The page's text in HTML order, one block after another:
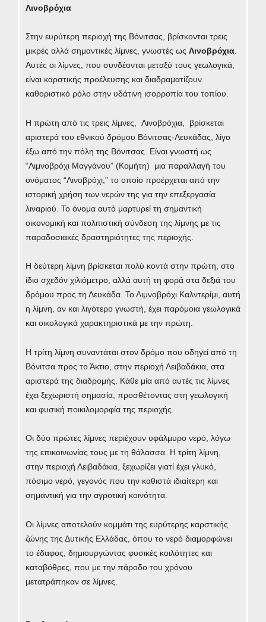
Λινοβρόχια
Στην ευρύτερη περιοχή της Βόνιτσας, βρίσκονται τρεις
μικρές αλλά σημαντικές λίμνες, γνωστές ως Λινοβρόχια.
Αυτές οι λίμνες, που συνδέονται μεταξύ τους γεωλογικά,
είναι καρστικής προέλευσης και διαδραματίζουν
καθοριστικό ρόλο στην υδάτινη ισορροπία του τοπίου.
Η πρώτη από τις τρεις λίμνες, Λινοβρόχια, βρίσκεται
αριστερά του εθνικού δρόμου Βόνιτσας-Λευκάδας, λίγο
έξω από την πόλη της Βόνιτσας. Είναι γνωστή ως
“Λιμνοβρόχι Μαγγάνου” (Κομήτη) μια παραλλαγή του
ονόματος “Λινοβρόχι,” το οποίο προέρχεται από την
ιστορική χρήση των νερών της για την επεξεργασία
λιναριού. Το όνομα αυτό μαρτυρεί τη σημαντική
οικονομική και πολιτιστική σύνδεση της λίμνης με τις
παραδοσιακές δραστηριότητες της περιοχής.
Η δεύτερη λίμνη βρίσκεται πολύ κοντά στην πρώτη, στο
ίδιο σχεδόν χιλιόμετρο, αλλά αυτή τη φορά στα δεξιά του
δρόμου προς τη Λευκάδα. Το Λιμνοβρόχι Καλντερίμι, αυτή
η λίμνη, αν και λιγότερο γνωστή, έχει παρόμοια γεωλογικά
και οικολογικά χαρακτηριστικά με την πρώτη.
Η τρίτη λίμνη συναντάται στον δρόμο που οδηγεί από τη
Βόνιτσα προς το Άκτιο, στην περιοχή Λειβαδάκια, στα
αριστερά της διαδρομής. Κάθε μία από αυτές τις λίμνες
έχει ξεχωριστή σημασία, προσθέτοντας στη γεωλογική
και φυσική ποικιλομορφία της περιοχής​.
Οι δύο πρώτες λίμνες περιέχουν υφάλμυρο νερό, λόγω
της επικοινωνίας τους με τη θάλασσα. Η τρίτη λίμνη,
στην περιοχή Λειβαδάκια, ξεχωρίζει γιατί έχει γλυκό,
πόσιμο νερό, γεγονός που την καθιστά ιδιαίτερη και
σημαντική για την αγροτική κοινότητα.
Οι λίμνες αποτελούν κομμάτι της ευρύτερης καρστικής
ζώνης της Δυτικής Ελλάδας, όπου το νερό διαμορφώνει
το έδαφος, δημιουργώντας φυσικές κοιλότητες και
καταβόθρες, που με την πάροδο του χρόνου
μετατράπηκαν σε λίμνες.